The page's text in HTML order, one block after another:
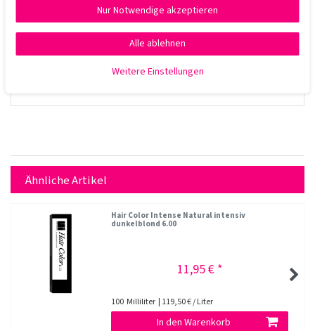
Ähnliche Artikel
Hair Color Intense Natural intensiv
dunkelblond 6.00
11,95 € *
100 Milliliter | 119,50 € / Liter
In den Warenkorb
Nur Notwendige akzeptieren
Alle ablehnen
Weitere Einstellungen